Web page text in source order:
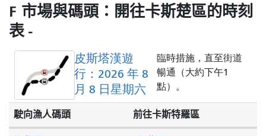
式
F 市場與碼頭：開往卡斯楚區的時刻
表 -
皮斯塔漢遊
行：2026 年 8
月 8 日星期六
臨時措施，直至街道
暢通（大約下午1
點）。
駛向漁人碼頭 前往卡斯特羅區